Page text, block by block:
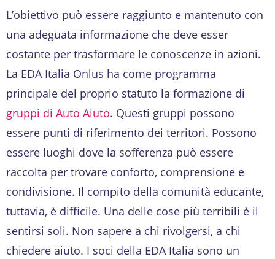
L’obiettivo può essere raggiunto e mantenuto con
una adeguata informazione che deve esser
costante per trasformare le conoscenze in azioni.
La EDA Italia Onlus ha come programma
principale del proprio statuto la formazione di
gruppi di Auto Aiuto. Questi gruppi possono
essere punti di riferimento dei territori. Possono
essere luoghi dove la sofferenza può essere
raccolta per trovare conforto, comprensione e
condivisione. Il compito della comunità educante,
tuttavia, è difficile. Una delle cose più terribili è il
sentirsi soli. Non sapere a chi rivolgersi, a chi
chiedere aiuto. I soci della EDA Italia sono un